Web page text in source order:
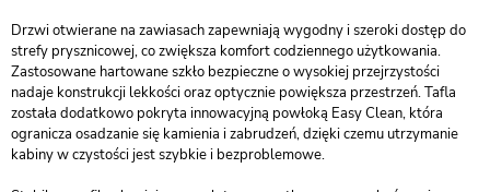
Drzwi otwierane na zawiasach zapewniają wygodny i szeroki dostęp do
strefy prysznicowej, co zwiększa komfort codziennego użytkowania.
Zastosowane hartowane szkło bezpieczne o wysokiej przejrzystości
nadaje konstrukcji lekkości oraz optycznie powiększa przestrzeń. Tafla
została dodatkowo pokryta innowacyjną powłoką Easy Clean, która
ogranicza osadzanie się kamienia i zabrudzeń, dzięki czemu utrzymanie
kabiny w czystości jest szybkie i bezproblemowe.